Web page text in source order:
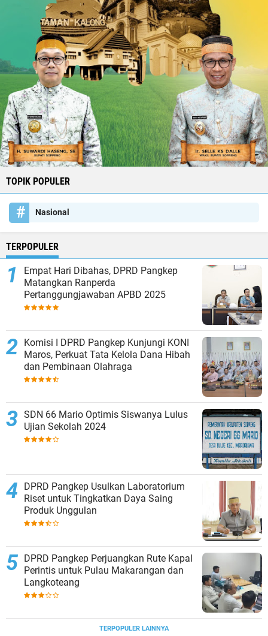
TOPIK POPULER
Nasional
TERPOPULER
Empat Hari Dibahas, DPRD Pangkep
Matangkan Ranperda
Pertanggungjawaban APBD 2025
Komisi I DPRD Pangkep Kunjungi KONI
Maros, Perkuat Tata Kelola Dana Hibah
dan Pembinaan Olahraga
SDN 66 Mario Optimis Siswanya Lulus
Ujian Sekolah 2024
DPRD Pangkep Usulkan Laboratorium
Riset untuk Tingkatkan Daya Saing
Produk Unggulan
DPRD Pangkep Perjuangkan Rute Kapal
Perintis untuk Pulau Makarangan dan